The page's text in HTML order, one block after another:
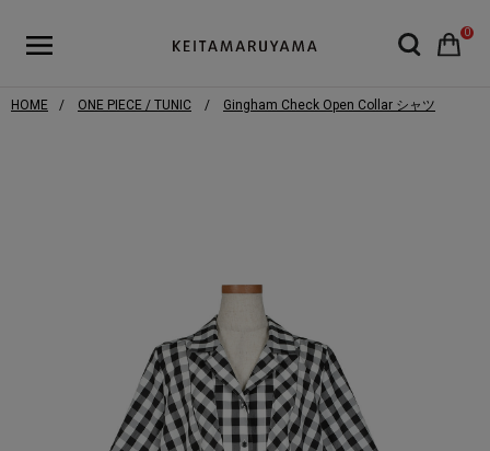
0
HOME ONE PIECE / TUNIC Gingham Check Open Collar シャツ